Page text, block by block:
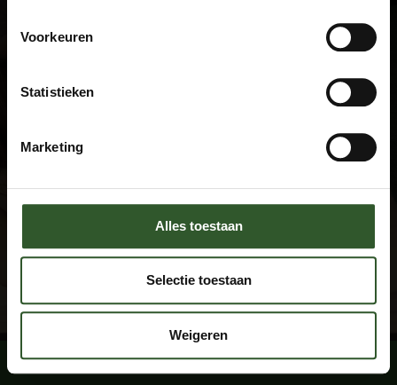
Voorkeuren
Statistieken
Marketing
Alles toestaan
Selectie toestaan
Weigeren
Disclaimer
+31 615674769
info@masseuraandedeur.nl
Stay connected
Facebook
Boek een massage